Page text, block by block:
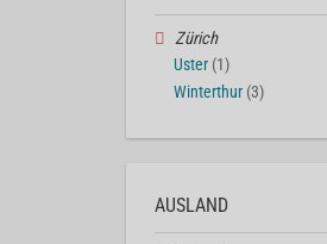
Zürich
Uster (1)
Winterthur (3)
AUSLAND